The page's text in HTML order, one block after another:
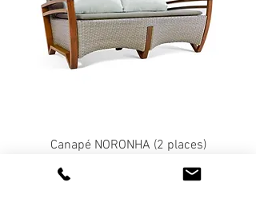
Canapé NORONHA (2 places)